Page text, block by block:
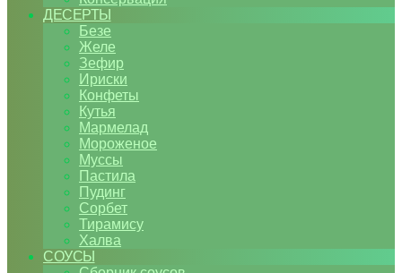
ДЕСЕРТЫ
Безе
Желе
Зефир
Ириски
Конфеты
Кутья
Мармелад
Мороженое
Муссы
Пастила
Пудинг
Сорбет
Тирамису
Халва
СОУСЫ